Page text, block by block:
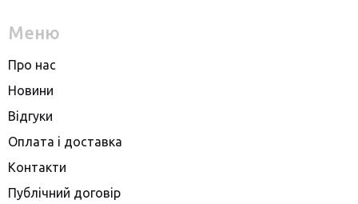
Меню
Про нас
Новини
Вiдгуки
Оплата i доставка
Контакти
Публiчний договiр